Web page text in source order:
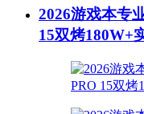
2026游戏本专
15双烤180W+